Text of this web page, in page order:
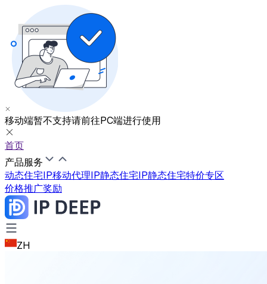
移动端暂不支持请前往PC端进行使用
首页
产品服务
动态住宅IP移动代理IP静态住宅IP静态住宅特价专区
价格推广奖励
ZH